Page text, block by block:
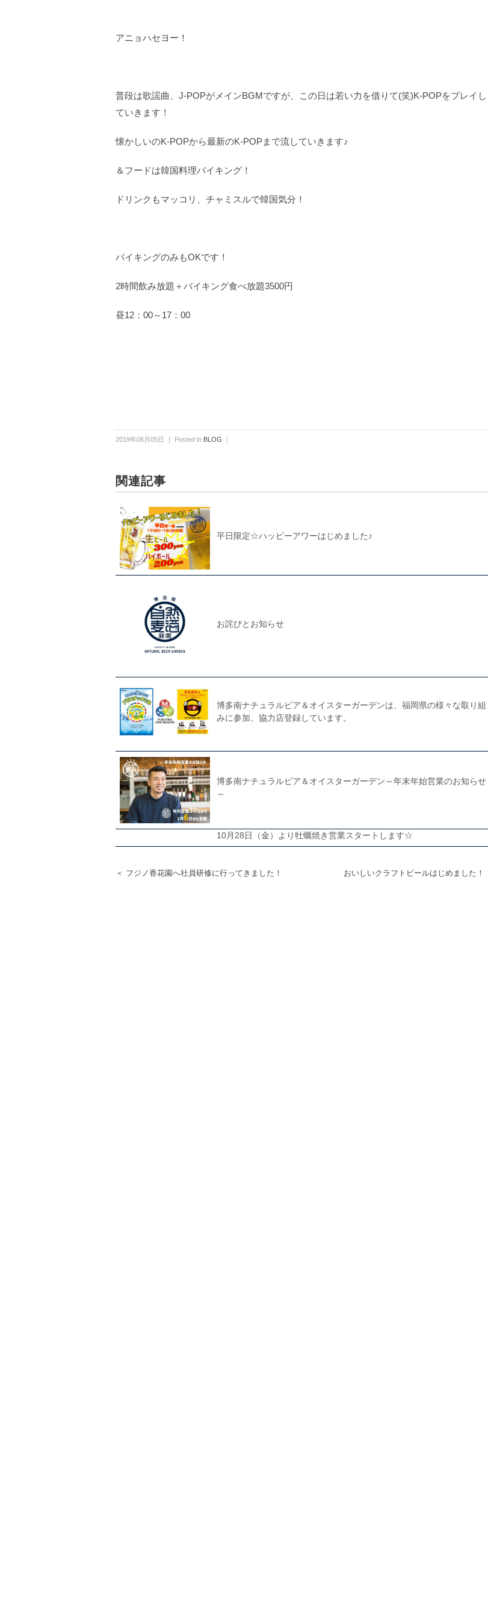
アニョハセヨー！
普段は歌謡曲、J-POPがメインBGMですが、この日は若い力を借りて(笑)K-POPをプレイし
ていきます！
懐かしいのK-POPから最新のK-POPまで流していきます♪
＆フードは韓国料理バイキング！
ドリンクもマッコリ、チャミスルで韓国気分！
バイキングのみもOKです！
2時間飲み放題＋バイキング食べ放題3500円
昼12：00～17：00
2019年06月05日 ｜ Posted in BLOG ｜
関連記事
平日限定☆ハッピーアワーはじめました♪
お詫びとお知らせ
博多南ナチュラルビア＆オイスターガーデンは、福岡県の様々な取り組
みに参加、協力店登録しています。
博多南ナチュラルビア＆オイスターガーデン～年末年始営業のお知らせ
～
10月28日（金）より牡蠣焼き営業スタートします☆
＜ フジノ香花園へ社員研修に行ってきました！ おいしいクラフトビールはじめました！